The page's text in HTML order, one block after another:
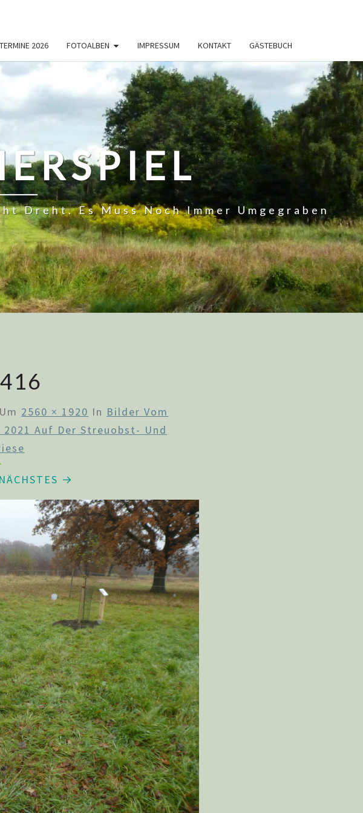
TERMINE 2026 FOTOALBEN IMPRESSUM KONTAKT GÄSTEBUCH
Dreht. Es Muss Noch Immer Umgegraben
Um 2560 × 1920 In Bilder Vom
Auf Der Streuobst- Und
NÄCHSTES →